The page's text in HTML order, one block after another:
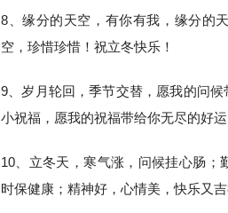
8、缘分的天空，有你有我，缘分的
空，珍惜珍惜！祝立冬快乐！
9、岁月轮回，季节交替，愿我的问
小祝福，愿我的祝福带给你无尽的好
10、立冬天，寒气涨，问候挂心肠
时保健康；精神好，心情美，快乐又